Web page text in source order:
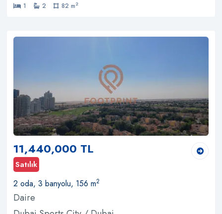
1 2 82 m2
11,440,000 TL
Satılık
2 oda, 3 banyolu, 156 m2
Daire